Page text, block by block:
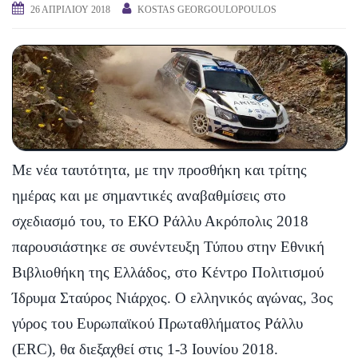
26 ΑΠΡΙΛΊΟΥ 2018 KOSTAS GEORGOULOPOULOS
Με νέα ταυτότητα, με την προσθήκη και τρίτης
ημέρας και με σημαντικές αναβαθμίσεις στο
σχεδιασμό του, το ΕΚΟ Ράλλυ Ακρόπολις 2018
παρουσιάστηκε σε συνέντευξη Τύπου στην Εθνική
Βιβλιοθήκη της Ελλάδος, στο Κέντρο Πολιτισμού
Ίδρυμα Σταύρος Νιάρχος. Ο ελληνικός αγώνας, 3ος
γύρος του Ευρωπαϊκού Πρωταθλήματος Ράλλυ
(ERC), θα διεξαχθεί στις 1-3 Ιουνίου 2018.